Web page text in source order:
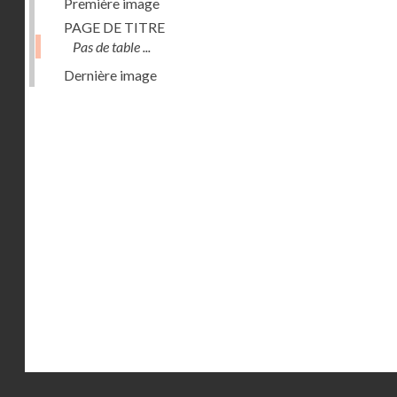
PAGE DE TITRE
Pas de table ...
Dernière image